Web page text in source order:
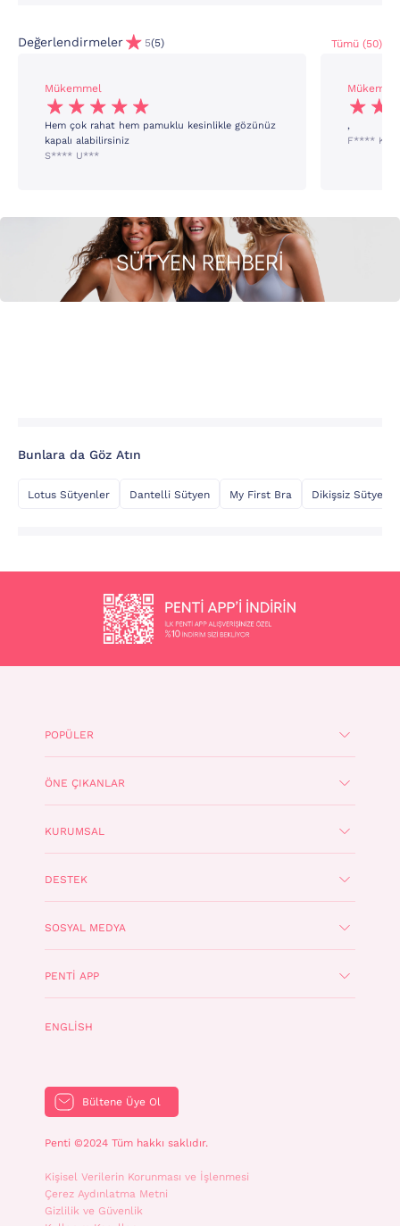
Değerlendirmeler 5(5) Tümü (50)
Mükemmel
Hem çok rahat hem pamuklu kesinlikle gözünüz
kapalı alabilirsiniz
S**** U***
,
F****
Bunlara da Göz Atın
Lotus Sütyenler Dantelli Sütyen My First Bra Dikişsiz Sütyen
POPÜLER
ÖNE ÇIKANLAR
KURUMSAL
DESTEK
SOSYAL MEDYA
PENTI APP
ENGLISH
Bültene Üye Ol
Penti ©2024 Tüm hakkı saklıdır.
Kişisel Verilerin Korunması ve İşlenmesi
Çerez Aydınlatma Metni
Gizlilik ve Güvenlik